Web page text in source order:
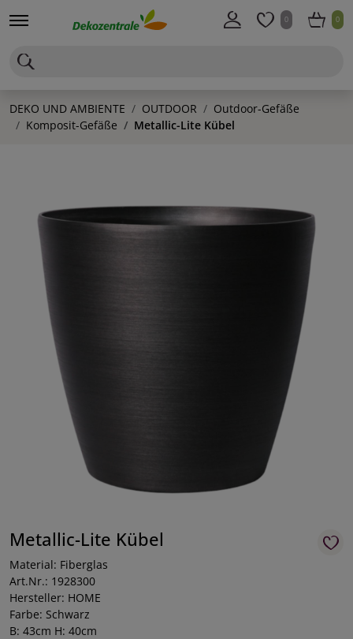
0 0
DEKO UND AMBIENTE OUTDOOR
Outdoor-Gefäße
Komposit-Gefäße
Metallic-Lite Kübel
Metallic-Lite Kübel
Material: Fiberglas
Art.Nr.: 1928300
Hersteller: HOME
Farbe: Schwarz
B: 43cm H: 40cm